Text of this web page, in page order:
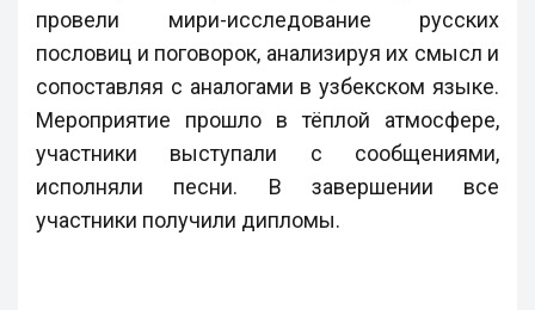
провели мири-исследование русских
пословиц и поговорок, анализируя их смысл и
сопоставляя с аналогами в узбекском языке.
Мероприятие прошло в тёплой атмосфере,
участники выступали с сообщениями,
исполняли песни. В завершении все
участники получили дипломы.